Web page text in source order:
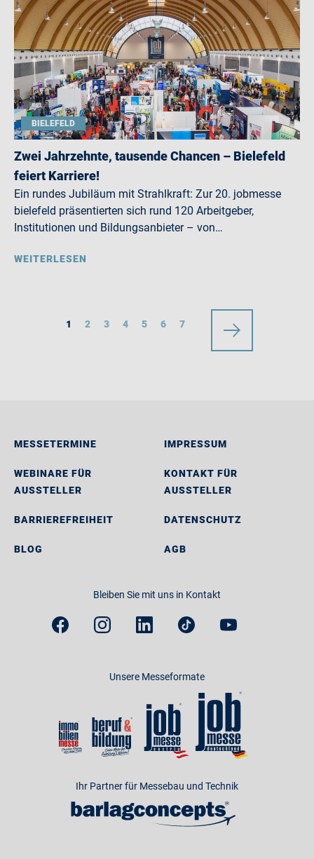
BIELEFELD
Zwei Jahrzehnte, tausende Chancen – Bielefeld
feiert Karriere!
Ein rundes Jubiläum mit Strahlkraft: Zur 20. jobmesse
bielefeld präsentierten sich rund 120 Arbeitgeber,
Institutionen und Bildungsanbieter – von…
WEITERLESEN
1 2 3 4 5 6 7
MESSETERMINE
WEBINARE FÜR
AUSSTELLER
BARRIEREFREIHEIT
BLOG
IMPRESSUM
KONTAKT FÜR
AUSSTELLER
DATENSCHUTZ
AGB
Bleiben Sie mit uns in Kontakt
Unsere Messeformate
Ihr Partner für Messebau und Technik